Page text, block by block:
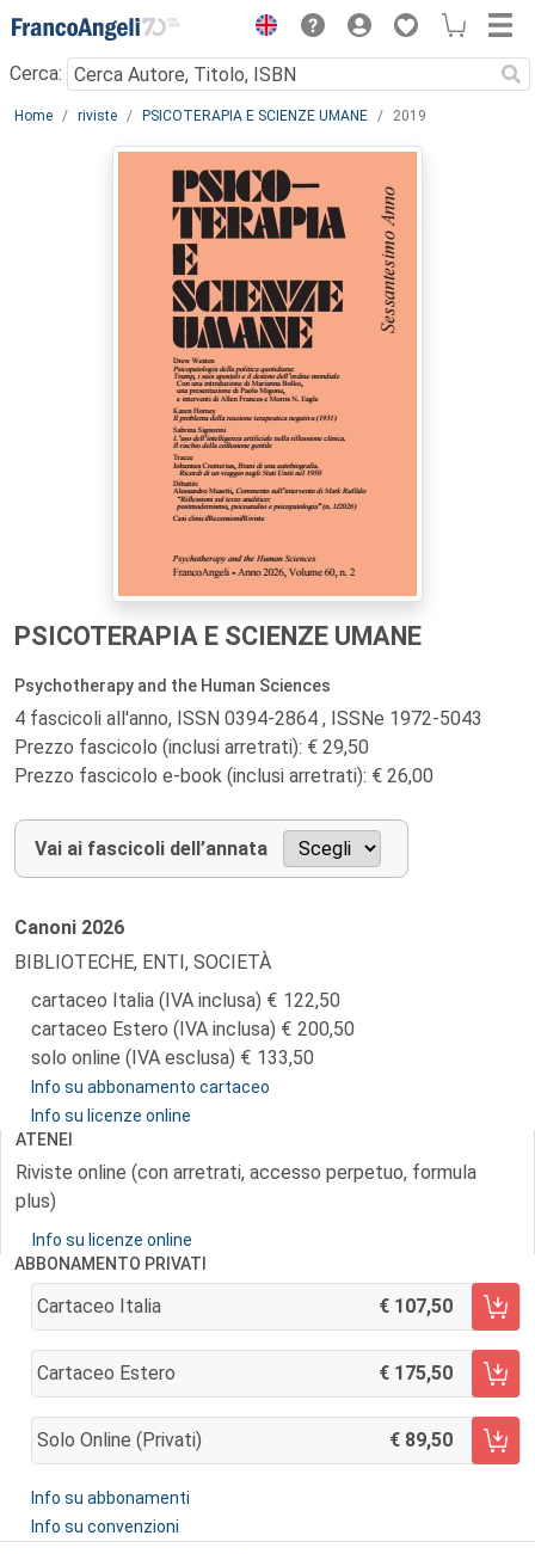
Menu
Cerca:
Main content
Home riviste PSICOTERAPIA E SCIENZE UMANE 2019
PSICOTERAPIA E SCIENZE UMANE
Psychotherapy and the Human Sciences
4 fascicoli all'anno, ISSN 0394-2864 , ISSNe 1972-5043
Prezzo fascicolo (inclusi arretrati): € 29,50
Prezzo fascicolo e-book (inclusi arretrati): € 26,00
Vai ai fascicoli dell’annata
Canoni 2026
BIBLIOTECHE, ENTI, SOCIETÀ
cartaceo Italia (IVA inclusa)
122,50
cartaceo Estero (IVA inclusa)
200,50
solo online (IVA esclusa)
133,50
Info su abbonamento cartaceo
Info su licenze online
ATENEI
Riviste online (con arretrati, accesso perpetuo, formula
plus)
Info su licenze online
ABBONAMENTO PRIVATI
Cartaceo Italia 107,50
AGGIUNGI AL CARRELLO
Cartaceo Estero 175,50
AGGIUNGI AL CARRELLO
Solo Online (privati) 89,50
AGGIUNGI AL CARRELLO
Info su abbonamenti
Info su convenzioni